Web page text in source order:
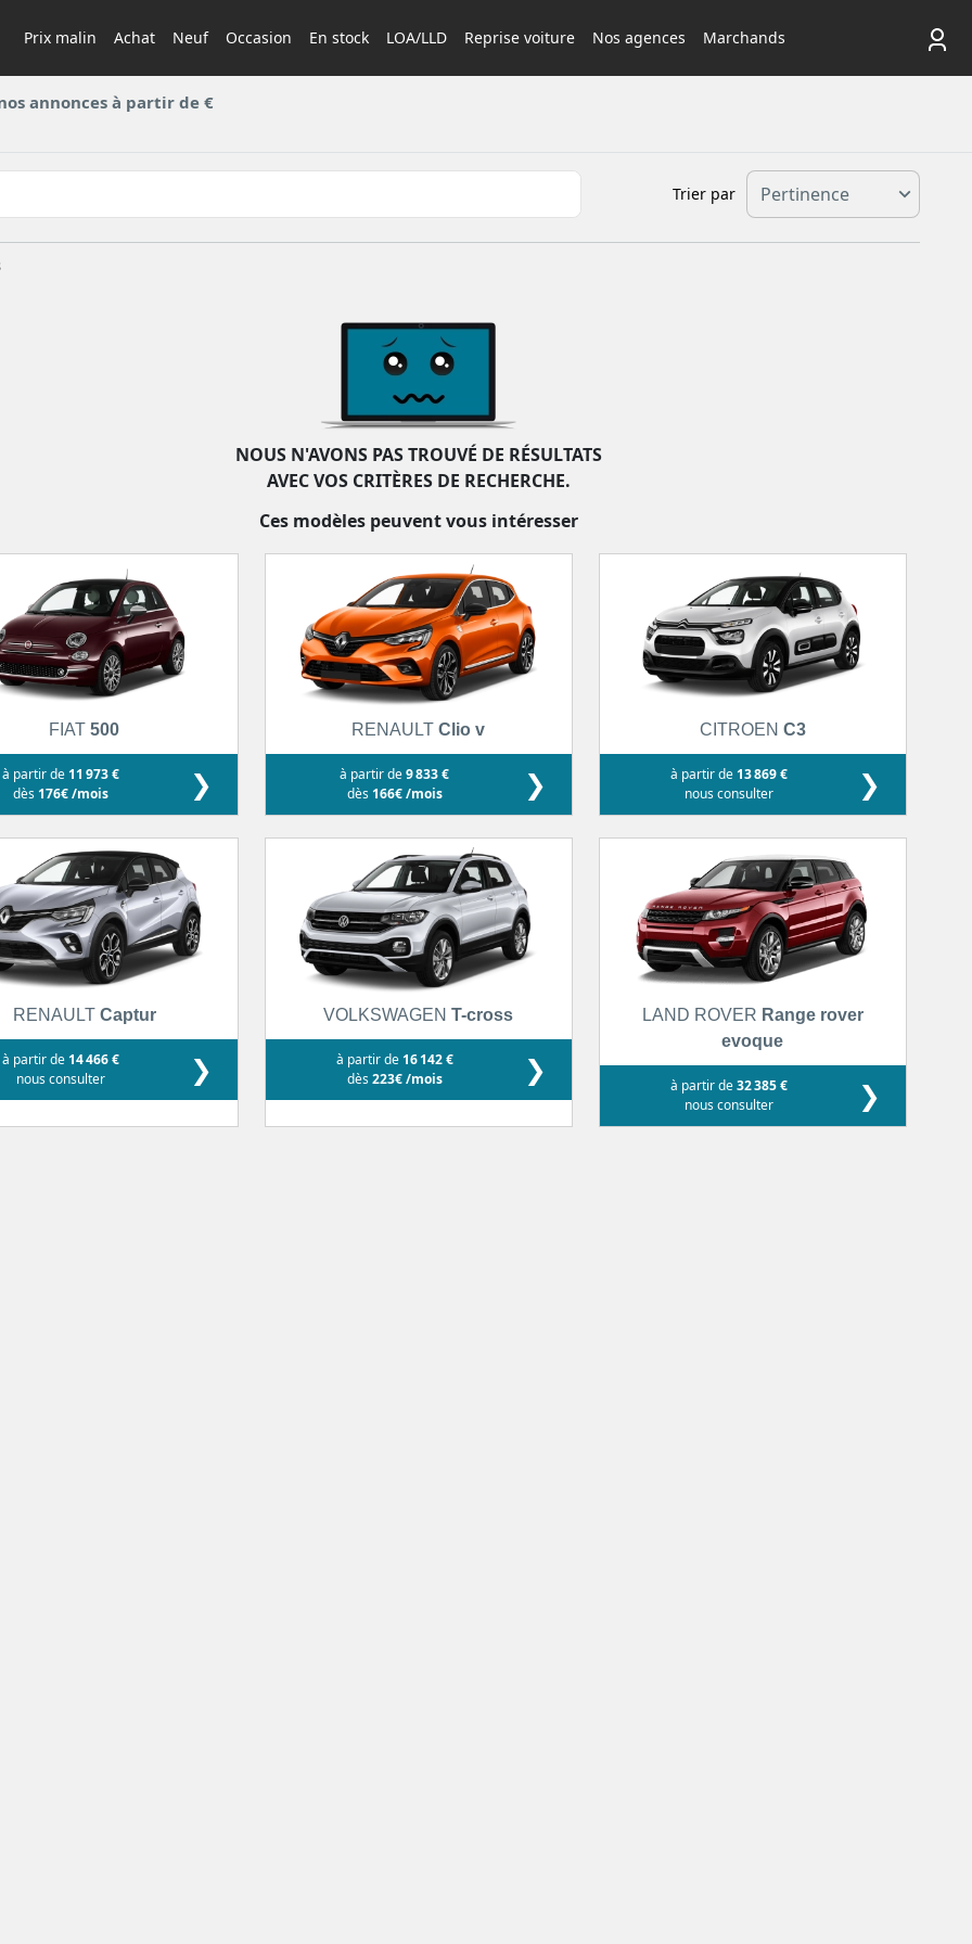
Prix malin Achat Neuf Occasion En stock LOA/LLD Reprise voiture Nos agences Marchands
annonces à partir de €
Trier par
NOUS N'AVONS PAS TROUVÉ DE RÉSULTATS
AVEC VOS CRITÈRES DE RECHERCHE.
Ces modèles peuvent vous intéresser
FIAT500
à partir de 11 973 €
dès 176€ /mois ❯
RENAULTClio v
à partir de9 833 €
dès 166€ /mois ❯
CITROEN C3
à partir de 13 869 €
nous consulter
❯
RENAULT Captur
à partir de 14 466 €
nous consulter
❯
VOLKSWAGENT-cross
à partir de 16 142 €
dès223€ /mois ❯
LAND ROVER Range rover
evoque
à partir de32 385 €
nous consulter
❯